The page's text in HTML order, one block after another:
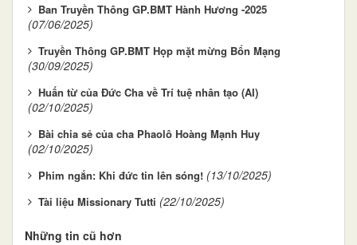
Ban Truyền Thông GP.BMT Hành Hương -2025
(07/06/2025)
Truyền Thông GP.BMT Họp mặt mừng Bổn Mạng
(30/09/2025)
Huấn từ của Đức Cha về Trí tuệ nhân tạo (AI)
(02/10/2025)
Bài chia sẻ của cha Phaolô Hoàng Mạnh Huy
(02/10/2025)
Phim ngắn: Khi đức tin lên sóng! (13/10/2025)
Tài liệu Missionary Tutti (22/10/2025)
Những tin cũ hơn